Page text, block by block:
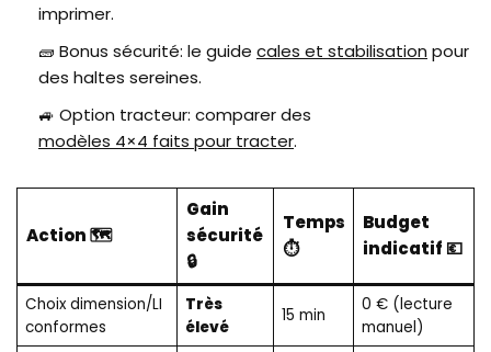
imprimer.
🧱 Bonus sécurité: le guide cales et stabilisation pour
des haltes sereines.
🚙 Option tracteur: comparer des
modèles 4×4 faits pour tracter.
Action 🗺️
Gain
sécurité
🔒
Temps
⏱️
Budget
indicatif 💶
Choix dimension/LI
conformes
Très
élevé
15 min
0 € (lecture
manuel)